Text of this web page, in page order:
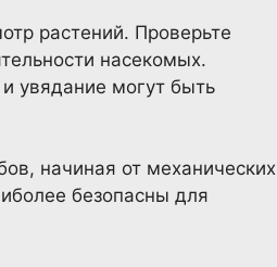
растений. Проверьте
насекомых.
увядание могут быть
начиная от механических
безопасны для